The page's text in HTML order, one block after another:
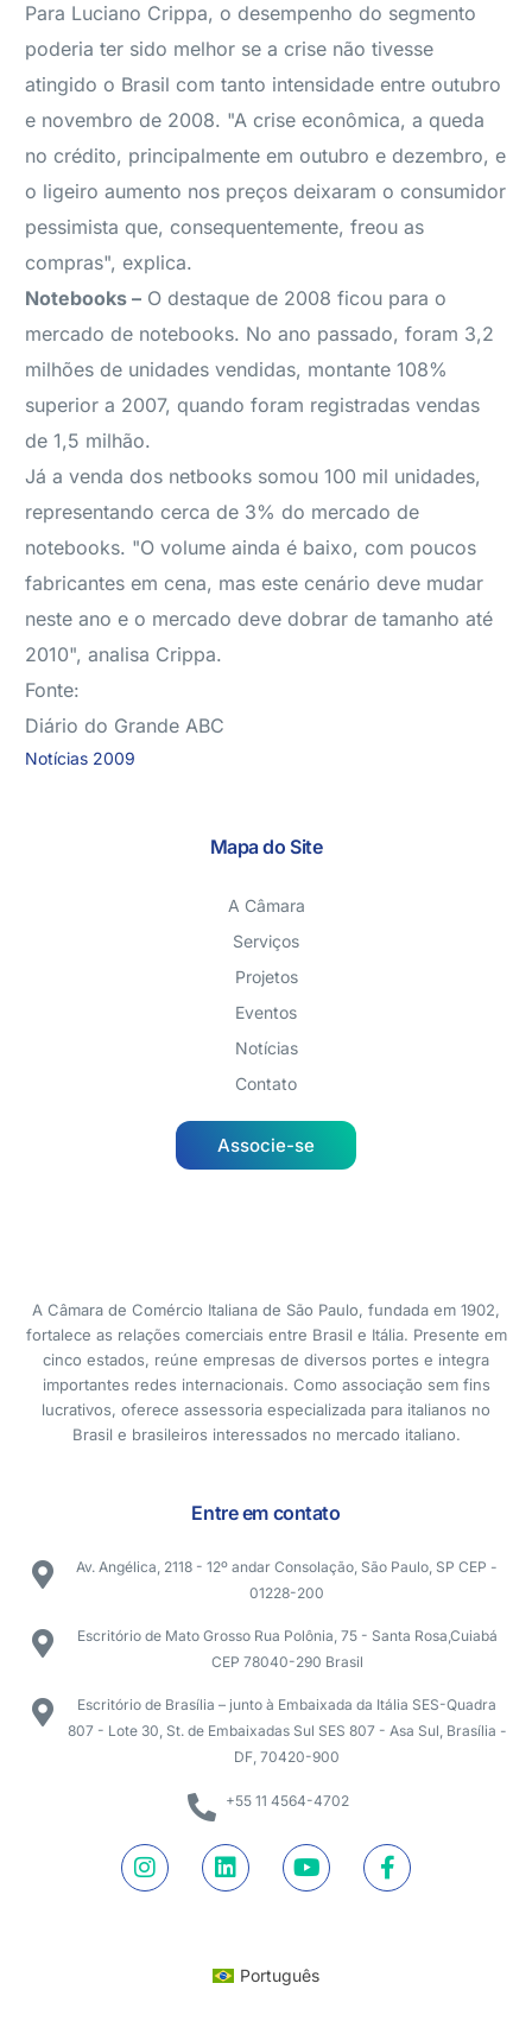
Para Luciano Crippa, o desempenho do segmento
poderia ter sido melhor se a crise não tivesse
atingido o Brasil com tanto intensidade entre outubro
e novembro de 2008. "A crise econômica, a queda
no crédito, principalmente em outubro e dezembro, e
o ligeiro aumento nos preços deixaram o consumidor
pessimista que, consequentemente, freou as
compras", explica.
Notebooks – O destaque de 2008 ficou para o
mercado de notebooks. No ano passado, foram 3,2
milhões de unidades vendidas, montante 108%
superior a 2007, quando foram registradas vendas
de 1,5 milhão.
Já a venda dos netbooks somou 100 mil unidades,
representando cerca de 3% do mercado de
notebooks. "O volume ainda é baixo, com poucos
fabricantes em cena, mas este cenário deve mudar
neste ano e o mercado deve dobrar de tamanho até
2010", analisa Crippa.
Fonte:
Diário do Grande ABC
Notícias 2009
Mapa do Site
A Câmara
Serviços
Projetos
Eventos
Notícias
Contato
Associe-se
A Câmara de Comércio Italiana de São Paulo, fundada em 1902,
fortalece as relações comerciais entre Brasil e Itália. Presente em
cinco estados, reúne empresas de diversos portes e integra
importantes redes internacionais. Como associação sem fins
lucrativos, oferece assessoria especializada para italianos no
Brasil e brasileiros interessados no mercado italiano.
Entre em contato
Av. Angélica, 2118 - 12º andar Consolação, São Paulo, SP CEP -
01228-200
Escritório de Mato Grosso Rua Polônia, 75 - Santa Rosa,Cuiabá
CEP 78040-290 Brasil
Escritório de Brasília – junto à Embaixada da Itália SES-Quadra
807 - Lote 30, St. de Embaixadas Sul SES 807 - Asa Sul, Brasília -
DF, 70420-900
+55 11 4564-4702
Português